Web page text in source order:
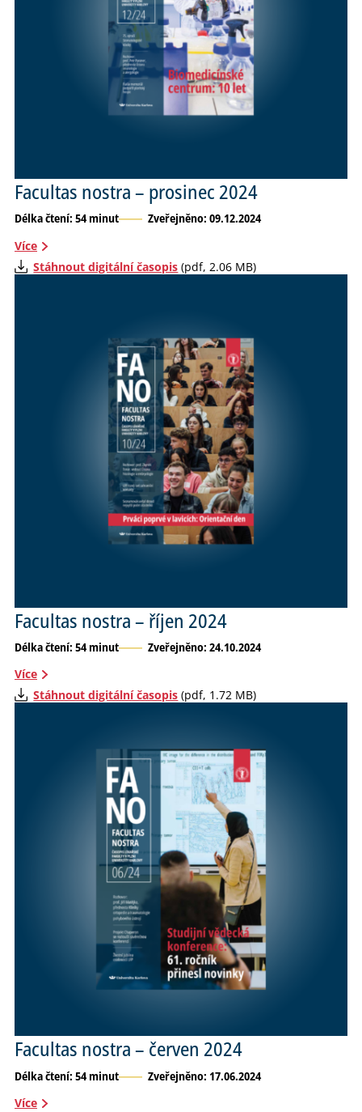
Facultas nostra – prosinec 2024
Délka čtení: 54 minut
Zveřejněno: 09.12.2024
Více
Stáhnout digitální časopis (pdf, 2.06 MB)
Facultas nostra – říjen 2024
Délka čtení: 54 minut
Zveřejněno: 24.10.2024
Více
Stáhnout digitální časopis (pdf, 1.72 MB)
Facultas nostra – červen 2024
Délka čtení: 54 minut
Zveřejněno: 17.06.2024
Více